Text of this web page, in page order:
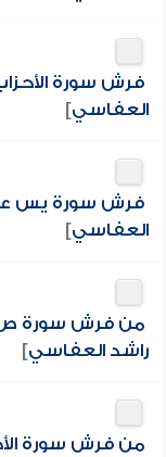
فرش سورة
العفاسي]
فرش سورة يس
العفاسي]
من فرش سورة ص
راشد العفاسي]
من فرش سورة